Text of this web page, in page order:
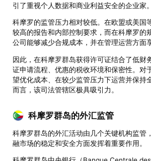
引了重视个人数据和商业利益安全的企业家。
科摩罗的监管压力相对较低。在欧盟或美国
较高的报告和内部控制要求，而在科摩罗的
公司能够减少合规成本，并在管理运营方面
因此，在科摩罗群岛获得许可证结合了低财
证申请流程、优惠的税收环境和保密性。对
望优化成本、在较少监管压力下运营并保持
而言，该司法管辖区极具吸引力。
科摩罗群岛的外汇监管
科摩罗群岛的外汇活动由几个关键机构监管
融市场的稳定和安全方面发挥着重要作用。